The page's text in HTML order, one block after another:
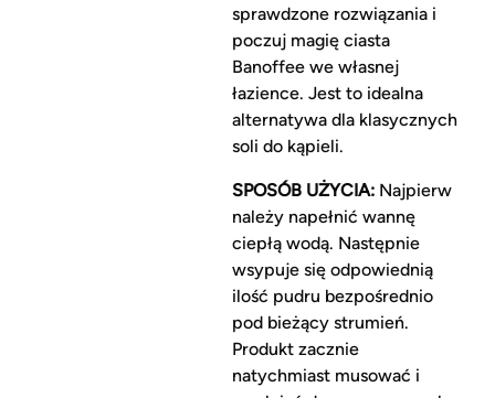
sprawdzone rozwiązania i
poczuj magię ciasta
Banoffee we własnej
łazience. Jest to idealna
alternatywa dla klasycznych
soli do kąpieli.
SPOSÓB UŻYCIA:Najpierw
należy napełnić wannę
ciepłą wodą. Następnie
wsypuje się odpowiednią
ilość pudru bezpośrednio
pod bieżący strumień.
Produkt zacznie
natychmiast musować i